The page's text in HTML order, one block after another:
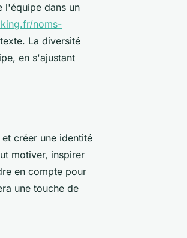
l'équipe dans un
noms-
La diversité
en s'ajustant
créer une identité
motiver, inspirer
en compte pour
une touche de